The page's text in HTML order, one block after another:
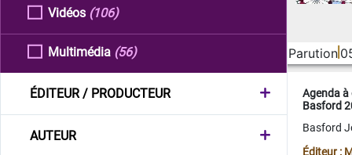
Vidéos (106)
Multimédia (56)
ÉDITEUR / PRODUCTEUR
AUTEUR
Parution
Agenda
Basford
Basford
Éditeur :